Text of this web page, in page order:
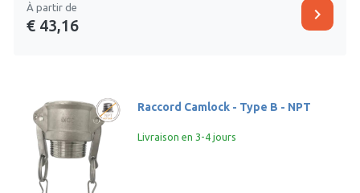
À partir de
€ 43,16
chevron_right
Raccord Camlock - Type B - NPT
Livraison en 3-4 jours